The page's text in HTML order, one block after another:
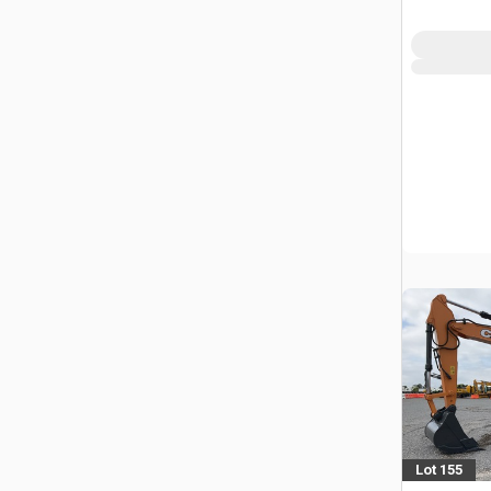
Lot 155